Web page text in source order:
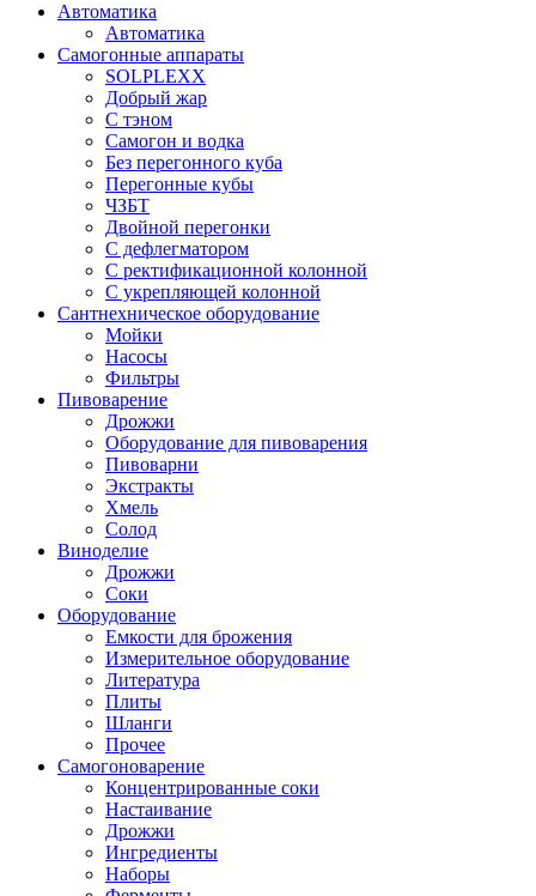
Автоматика
Автоматика
Самогонные аппараты
SOLPLEXX
Добрый жар
С тэном
Самогон и водка
Без перегонного куба
Перегонные кубы
ЧЗБТ
Двойной перегонки
С дефлегматором
С ректификационной колонной
С укрепляющей колонной
Сантнехническое оборудование
Мойки
Насосы
Фильтры
Пивоварение
Дрожжи
Оборудование для пивоварения
Пивоварни
Экстракты
Хмель
Солод
Виноделие
Дрожжи
Соки
Оборудование
Емкости для брожения
Измерительное оборудование
Литература
Плиты
Шланги
Прочее
Самогоноварение
Концентрированные соки
Настаивание
Дрожжи
Ингредиенты
Наборы